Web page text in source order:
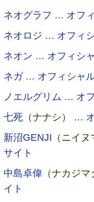
ネオグラフ … オフ
ネオロジ … オフィ
ネオン … オフィシ
ネガ… オフィシャ
ノエルグリム … オ
七死 （ナナシ） …
新沼GENJI （ニイ
サイト
中島卓偉 （ナカジ
イト